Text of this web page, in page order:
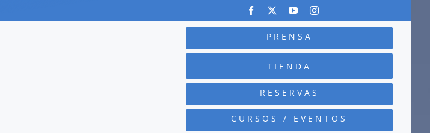
PRENSA
TIENDA
RESERVAS
CURSOS / EVENTOS